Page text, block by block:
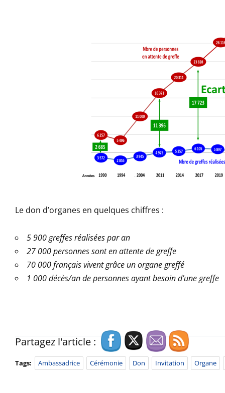
Le don d’organes en quelques chiffres :
5 900 greffes réalisées par an
27 000 personnes sont en attente de greffe
70 000 français vivent grâce un organe greffé
1 000 décès/an de personnes ayant besoin d’une greffe
Partagez l'article :
Tags: Ambassadrice Cérémonie Don Invitation Organe